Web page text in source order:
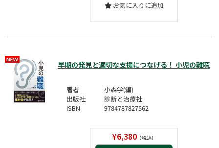
お気に入りに追加
早期の発見と適切な支援につなげる！ 小児の難聴
著者
小森学(編)
出版社
診断と治療社
ISBN
9784787827562
¥6,380（税込）